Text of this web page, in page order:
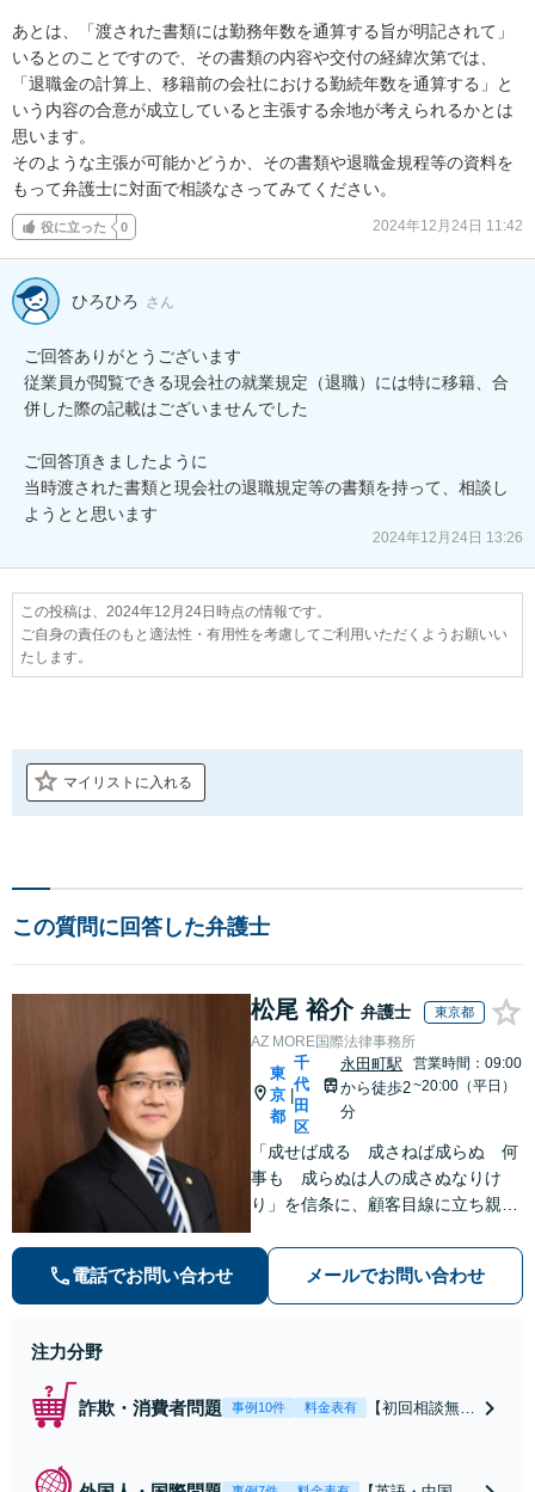
あとは、「渡された書類には勤務年数を通算する旨が明記されて」
いるとのことですので、その書類の内容や交付の経緯次第では、
「退職金の計算上、移籍前の会社における勤続年数を通算する」と
いう内容の合意が成立していると主張する余地が考えられるかとは
思います。
そのような主張が可能かどうか、その書類や退職金規程等の資料を
もって弁護士に対面で相談なさってみてください。
役に立った 0 2024年12月24日 11:42
ひろひろ さん
ご回答ありがとうございます
従業員が閲覧できる現会社の就業規定（退職）には特に移籍、合
併した際の記載はございませんでした
ご回答頂きましたように
当時渡された書類と現会社の退職規定等の書類を持って、相談し
ようとと思います
2024年12月24日 13:26
この投稿は、2024年12月24日時点の情報です。
ご自身の責任のもと適法性・有用性を考慮してご利用いただくようお願いい
たします。
マイリストに入れる
この質問に回答した弁護士
松尾 裕介 弁護士 東京都
AZ MORE国際法律事務所
東
京
都
千
代
田
区
永田町駅
から徒歩2
分
営業時間：09:00
~20:00（平日）
「成せば成る 成さねば成らぬ 何
事も 成らぬは人の成さぬなりけ
り」を信条に、顧客目線に立ち親身
14年（海外勤務6年）の豊富な弁護
士経験、国際経験を活かし、解決へ
の道筋を示した上でスピーディーに
電話でお問い合わせ メールでお問い合わせ
注力分野
詐欺・消費者問題 事例10件 料金表有
【初回相談無